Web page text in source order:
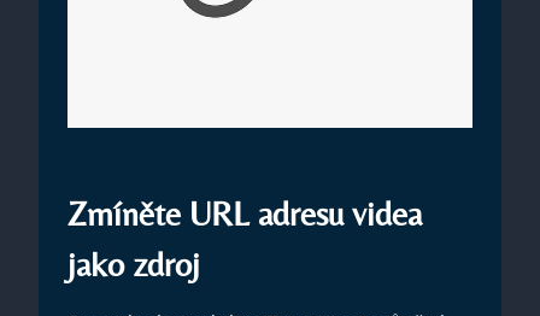
Zmíněte URL adresu videa
jako zdroj